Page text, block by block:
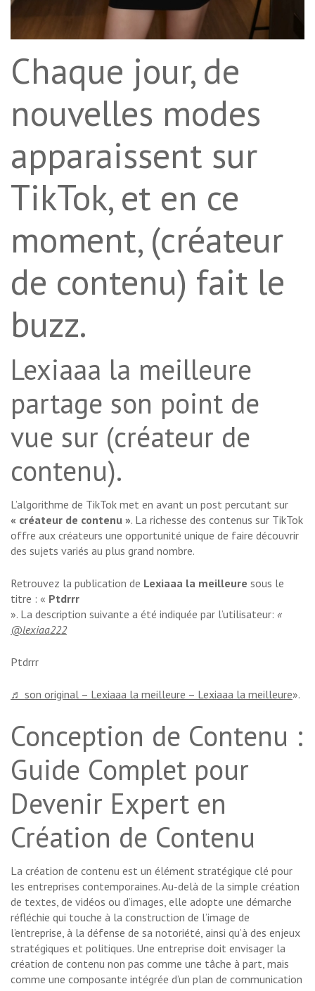
Chaque jour, de
nouvelles modes
apparaissent sur
TikTok, et en ce
moment, (créateur
de contenu) fait le
buzz.
Lexiaaa la meilleure
partage son point de
vue sur (créateur de
contenu).
L’algorithme de TikTok met en avant un post percutant sur
« créateur de contenu ». La richesse des contenus sur TikTok
offre aux créateurs une opportunité unique de faire découvrir
des sujets variés au plus grand nombre.
Retrouvez la publication de Lexiaaa la meilleure sous le
titre : « Ptdrrr
». La description suivante a été indiquée par l’utilisateur: «
@lexiaa222
Ptdrrr
♬ son original – Lexiaaa la meilleure – Lexiaaa la meilleure».
Conception de Contenu :
Guide Complet pour
Devenir Expert en
Création de Contenu
La création de contenu est un élément stratégique clé pour
les entreprises contemporaines. Au-delà de la simple création
de textes, de vidéos ou d’images, elle adopte une démarche
réfléchie qui touche à la construction de l’image de
l’entreprise, à la défense de sa notoriété, ainsi qu’à des enjeux
stratégiques et politiques. Une entreprise doit envisager la
création de contenu non pas comme une tâche à part, mais
comme une composante intégrée d’un plan de communication